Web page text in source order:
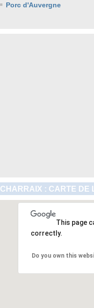
Porc d'Auvergne
CHARRAIX : CARTE DE
This page
correctly.
Do you own this